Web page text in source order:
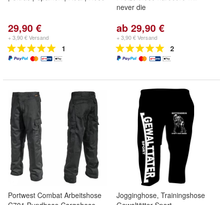
29,90 €
+ 3,90 € Versand
1
never die
ab 29,90 €
+ 3,90 € Versand
2
Portwest Combat Arbeitshose
Jogginghose, Trainingshose